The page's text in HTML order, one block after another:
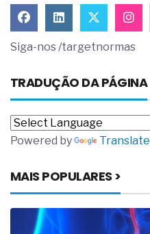
Siga-nos /targetnormas
TRADUÇÃO DA PÁGINA
Powered by Translate
MAIS POPULARES >